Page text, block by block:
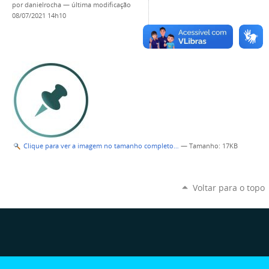
pordanielrocha — última modificação
08/07/2021 14h10
Clique para ver a imagem no tamanho completo… — Tamanho: 17KB
Voltar para o topo